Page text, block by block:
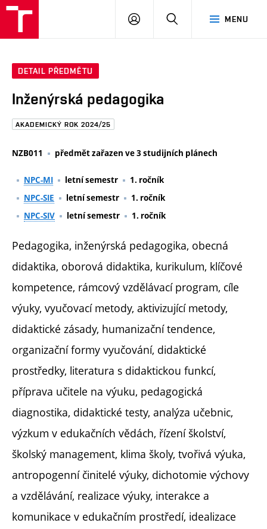
Brno
MENU
PŘIHLÁSIT
DETAIL PŘEDMĚTU
Inženýrská pedagogika
AKADEMICKÝ ROK 2024/25
NZB011 předmět zařazen ve 3 studijních plánech
NPC-MI letní semestr
1. ročník
NPC-SIE
letní semestr
1. ročník
NPC-SIV
letní semestr 1. ročník
Pedagogika, inženýrská pedagogika, obecná
didaktika, oborová didaktika, kurikulum, klíčové
kompetence, rámcový vzdělávací program, cíle
výuky, vyučovací metody, aktivizující metody,
didaktické zásady, humanizační tendence,
organizační formy vyučování, didaktické
prostředky, literatura s didaktickou funkcí,
příprava učitele na výuku, pedagogická
diagnostika, didaktické testy, analýza učebnic,
výzkum v edukačních vědách, řízení školství,
školský management, klima školy, tvořivá výuka,
antropogenní činitelé výuky, dichotomie výchovy
a vzdělávání, realizace výuky, interakce a
komunikace v edukačním prostředí, idealizace